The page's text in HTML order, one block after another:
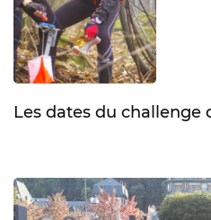
Les dates du challenge